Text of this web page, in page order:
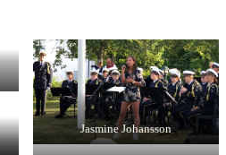
Jasmine Johansson